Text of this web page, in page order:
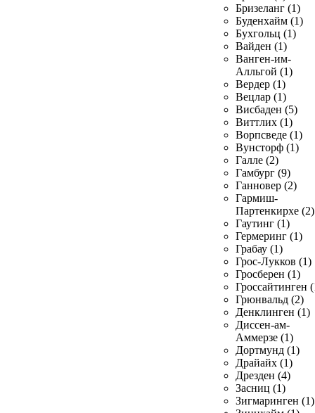
Бризеланг (1)
Буденхайм (1)
Бухгольц (1)
Вайден (1)
Ванген-им-
Алльгой (1)
Вердер (1)
Вецлар (1)
Висбаден (5)
Виттлих (1)
Ворпсведе (1)
Вунсторф (1)
Галле (2)
Гамбург (9)
Ганновер (2)
Гармиш-
Партенкирхе (2)
Гаутинг (1)
Гермеринг (1)
Грабау (1)
Грос-Лукков (1)
Гросберен (1)
Гроссайтинген
Грюнвальд (2)
Денклинген (1)
Диссен-ам-
Аммерзе (1)
Дортмунд (1)
Драйайх (1)
Дрезден (4)
Засниц (1)
Зигмаринген (1)